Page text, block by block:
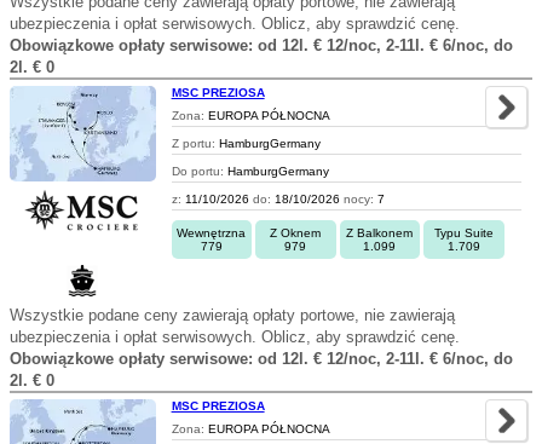
ubezpieczenia i opłat serwisowych. Oblicz, aby sprawdzić cenę.
Obowiązkowe opłaty serwisowe: od 12l. € 12/noc, 2-11l. € 6/noc, do
2l. € 0
MSC PREZIOSA
Zona: EUROPA PÓŁNOCNA
Z portu: HamburgGermany
Do portu: HamburgGermany
z: 11/10/2026 do: 18/10/2026 nocy: 7
Wewnętrzna
779
Z Oknem
979
Z Balkonem
1.099
Typu Suite
1.709
Wszystkie podane ceny zawierają opłaty portowe, nie zawierają
ubezpieczenia i opłat serwisowych. Oblicz, aby sprawdzić cenę.
Obowiązkowe opłaty serwisowe: od 12l. € 12/noc, 2-11l. € 6/noc, do
2l. € 0
MSC PREZIOSA
Zona: EUROPA PÓŁNOCNA